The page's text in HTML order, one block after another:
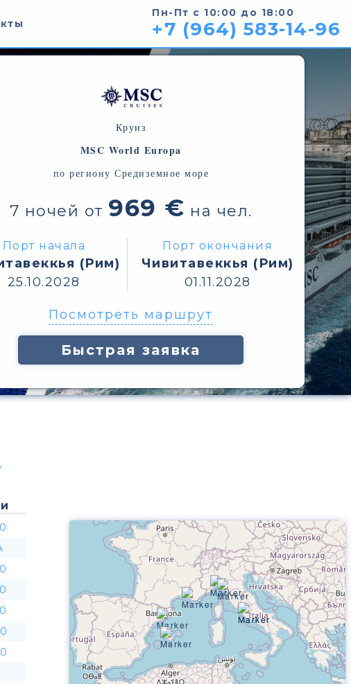
Пн-Пт с 10:00 до 18:00
+7 (964) 583-14-96
Круиз
MSC World Europa
по региону Средиземное море
7 ночей от 969 € на чел.
Порт начала
(Рим)
25.10.2028
Порт окончания
Чивитавеккья (Рим)
01.11.2028
Посмотреть маршрут
Быстрая заявка